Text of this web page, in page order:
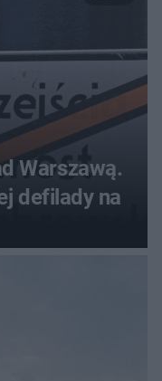
Warszawą.
defilady na